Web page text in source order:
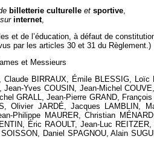
billetterie culturelle et sportive,
internet,
et de l’éducation, à défaut de
par les articles 30 et 31 du Règlement.)
et Messieurs
BIRRAUX, Émile BLESSIG,
Yves COUSIN, Jean-Michel
GRALL, Jean-Pierre GRAND,
Olivier JARDÉ, Jacques LAMBLIN,
MAURER, Christian
Éric RAOULT, Jean-Luc
Daniel SPAGNOU, Alain